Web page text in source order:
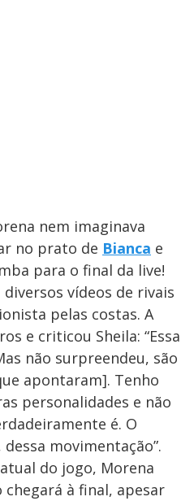
nem imaginava
no prato de Bianca e
para o final da live!
vídeos de rivais
pelas costas. A
e criticou Sheila: “Essa
não surpreendeu, são
apontaram]. Tenho
personalidades e não
é. O
movimentação”.
do jogo, Morena
chegará à final, apesar